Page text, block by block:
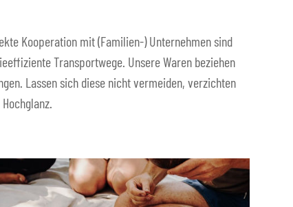
Kooperation mit (Familien-) Unternehmen sind
Transportwege. Unsere Waren beziehen
Lassen sich diese nicht vermeiden, verzichten